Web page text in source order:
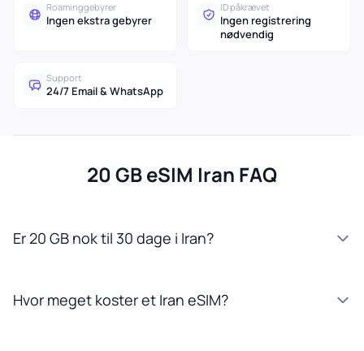
Roaminggebyrer
Ingen ekstra gebyrer
ID påkrævet
Ingen registrering
nødvendig
Support
24/7 Email & WhatsApp
20 GB eSIM Iran FAQ
Er 20 GB nok til 30 dage i Iran?
Hvor meget koster et Iran eSIM?